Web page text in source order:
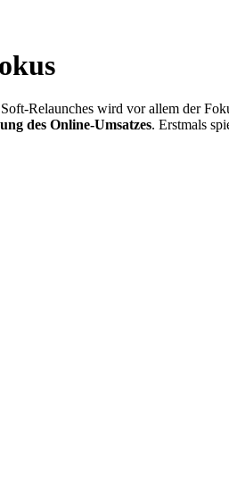
Relaunches wird vor allem der
des Online-Umsatzes. Erstmals